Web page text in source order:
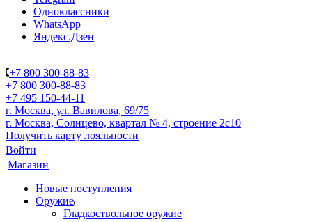
Одноклассники
WhatsApp
Яндекс.Дзен
+7 800 300-88-83
+7 800 300-88-83
+7 495 150-44-11
г. Москва, ул. Вавилова, 69/75
г. Москва, Солнцево, квартал № 4, строение 2с10
Получить карту лояльности
Войти
Магазин
Новые поступления
Оружие
Гладкоствольное оружие